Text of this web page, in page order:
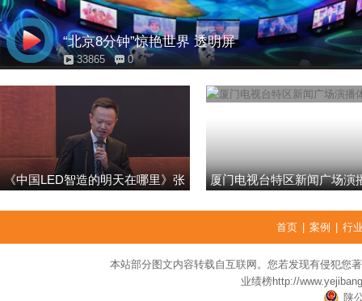
“北京8分钟”惊艳世界 透明屏
33865 0
《中国LED智造的明天在哪里》张
厦门电视台特区新闻广场演
首页 案例 行
本站部分图文内容转载自互联网。您若发现有侵犯您
业绩榜http://
陕